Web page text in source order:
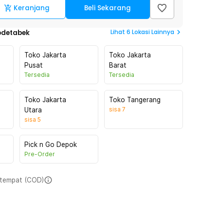
Keranjang Beli Sekarang
Lihat 6 Lokasi Lainnya
Toko Jakarta
Pusat
Tersedia
Toko Jakarta
Barat
Tersedia
Toko Jakarta
Utara
sisa 5
Toko Tangerang
sisa 7
Pick n Go Depok
Pre-Order
(COD)